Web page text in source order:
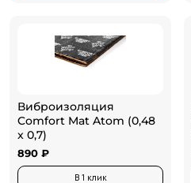
Виброизоляция
Comfort Mat Atom (0,48
x 0,7)
890 ₽
В 1 клик